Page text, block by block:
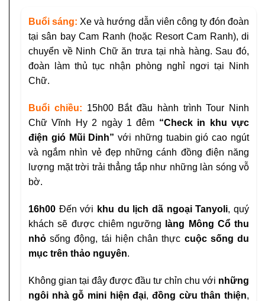
Buổi sáng:Xe và hướng dẫn viên công ty đón đoàn
tại sân bay Cam Ranh (hoặc Resort Cam Ranh), di
chuyển về Ninh Chữ ăn trưa tại nhà hàng. Sau đó,
đoàn làm thủ tục nhận phòng nghỉ ngơi tại Ninh
Chữ.
Buổi chiều: 15h00Bắt đầu hành trình Tour Ninh
Chữ Vĩnh Hy 2 ngày 1 đêm “Check in khu vực
điện gió Mũi Dinh” với những tuabin gió cao ngút
và ngắm nhìn vẻ đẹp những cánh đồng điện năng
lượng mặt trời trải thẳng tắp như những làn sóng vỗ
bờ.
16h00 Đến với khu du lịch dã ngoại Tanyoli, quý
khách sẽ được chiêm ngưỡng
làng Mông Cổ thu
nhỏ sống động, tái hiện chân thực cuộc sống du
mục trên thảo nguyên.
Không gian tại đây được đầu tư chỉn chu với những
ngôi nhà gỗ mini hiện đại,đồng cừu thân thiện,